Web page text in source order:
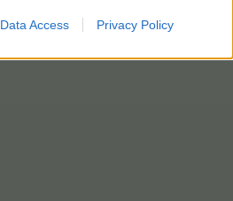
Data Access Privacy Policy